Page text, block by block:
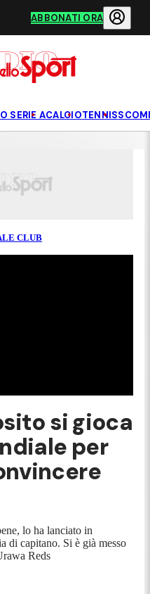
ABBONATI ORA
SERIE ACALCIOTENNIS
CLUB
si gioca
per
lo ha lanciato in
di capitano. Si è già messo
Reds